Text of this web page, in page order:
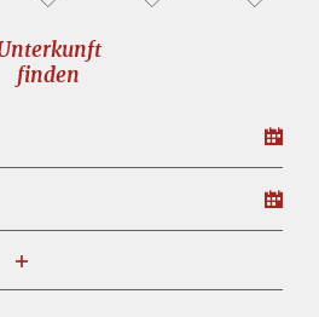
finden
verringern